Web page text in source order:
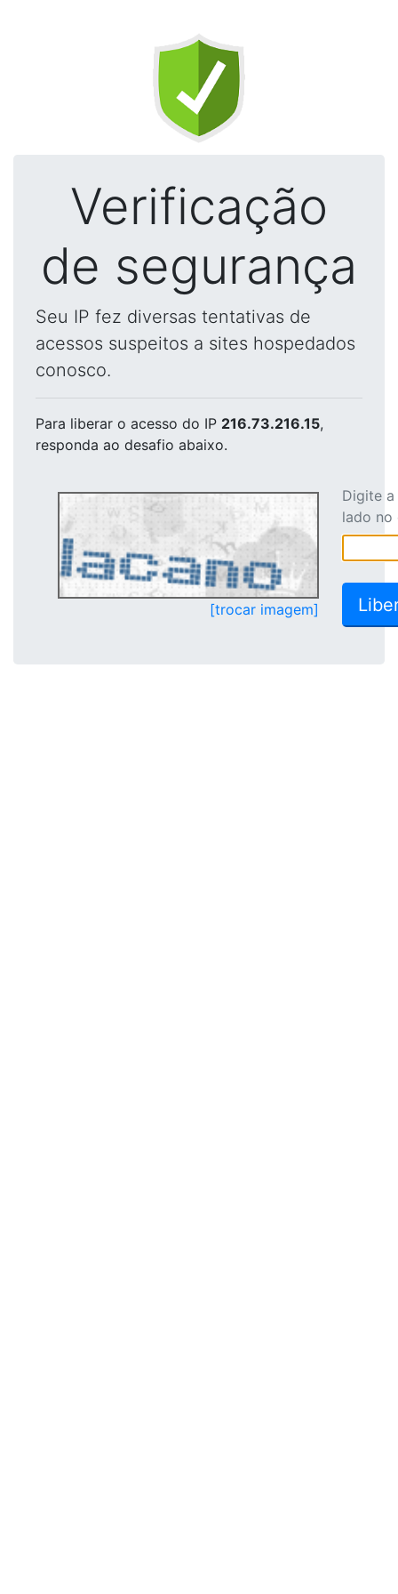
Verificação
de segurança
Seu IP fez diversas tentativas de
acessos suspeitos a sites hospedados
conosco.
Para liberar o acesso do IP 216.73.216.15,
responda ao desafio abaixo.
[trocar imagem]
Digite
lado no